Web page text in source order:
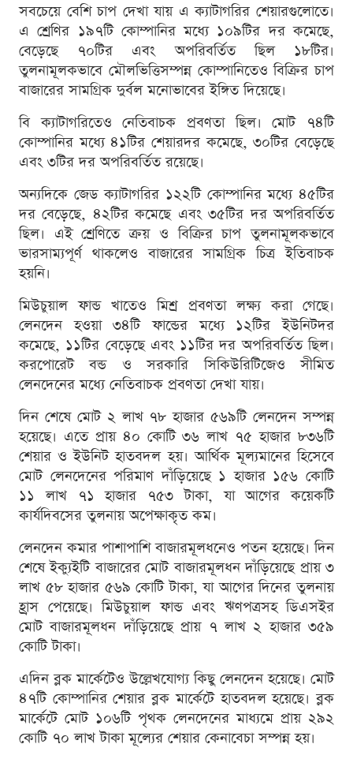
সবচেয়ে বেশি চাপ দেখা যায় এ ক্যাটাগরির শেয়ারগুলোতে।
এ শ্রেণির ১৯৭টি কোম্পানির মধ্যে ১০৯টির দর কমেছে,
বেড়েছে ৭০টির এবং অপরিবর্তিত ছিল ১৮টির।
তুলনামূলকভাবে মৌলভিত্তিসম্পন্ন কোম্পানিতেও বিক্রির চাপ
বাজারের সামগ্রিক দুর্বল মনোভাবের ইঙ্গিত দিয়েছে।
বি ক্যাটাগরিতেও নেতিবাচক প্রবণতা ছিল। মোট ৭৪টি
কোম্পানির মধ্যে ৪১টির শেয়ারদর কমেছে, ৩০টির বেড়েছে
এবং ৩টির দর অপরিবর্তিত রয়েছে।
অন্যদিকে জেড ক্যাটাগরির ১২২টি কোম্পানির মধ্যে ৪৫টির
দর বেড়েছে, ৪২টির কমেছে এবং ৩৫টির দর অপরিবর্তিত
ছিল। এই শ্রেণিতে ক্রয় ও বিক্রির চাপ তুলনামূলকভাবে
ভারসাম্যপূর্ণ থাকলেও বাজারের সামগ্রিক চিত্র ইতিবাচক
হয়নি।
মিউচুয়াল ফান্ড খাতেও মিশ্র প্রবণতা লক্ষ্য করা গেছে।
লেনদেন হওয়া ৩৪টি ফান্ডের মধ্যে ১২টির ইউনিটদর
কমেছে, ১১টির বেড়েছে এবং ১১টির দর অপরিবর্তিত ছিল।
করপোরেট বন্ড ও সরকারি সিকিউরিটিজেও সীমিত
লেনদেনের মধ্যে নেতিবাচক প্রবণতা দেখা যায়।
দিন শেষে মোট ২ লাখ ৭৮ হাজার ৫৬৯টি লেনদেন সম্পন্ন
হয়েছে। এতে প্রায় ৪০ কোটি ৩৬ লাখ ৭৫ হাজার ৮৩৬টি
শেয়ার ও ইউনিট হাতবদল হয়। আর্থিক মূল্যমানের হিসেবে
মোট লেনদেনের পরিমাণ দাঁড়িয়েছে ১ হাজার ১৫৬ কোটি
১১ লাখ ৭১ হাজার ৭৫৩ টাকা, যা আগের কয়েকটি
কার্যদিবসের তুলনায় অপেক্ষাকৃত কম।
লেনদেন কমার পাশাপাশি বাজারমূলধনেও পতন হয়েছে। দিন
শেষে ইক্যুইটি বাজারের মোট বাজারমূলধন দাঁড়িয়েছে প্রায় ৩
লাখ ৫৮ হাজার ৫৬৯ কোটি টাকা, যা আগের দিনের তুলনায়
হ্রাস পেয়েছে। মিউচুয়াল ফান্ড এবং ঋণপত্রসহ ডিএসইর
মোট বাজারমূলধন দাঁড়িয়েছে প্রায় ৭ লাখ ২ হাজার ৩৫৯
কোটি টাকা।
এদিন ব্লক মার্কেটেও উল্লেখযোগ্য কিছু লেনদেন হয়েছে। মোট
৪৭টি কোম্পানির শেয়ার ব্লক মার্কেটে হাতবদল হয়েছে। ব্লক
মার্কেটে মোট ১০৬টি পৃথক লেনদেনের মাধ্যমে প্রায় ২৯২
কোটি ৭০ লাখ টাকা মূল্যের শেয়ার কেনাবেচা সম্পন্ন হয়।